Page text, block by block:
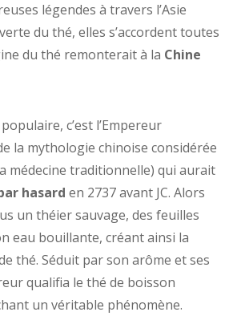
légendes à travers l’Asie
du thé, elles s’accordent toutes
du thé remonterait à la Chine
c’est l’Empereur
la mythologie chinoise considérée
médecine traditionnelle) qui aurait
hasard en 2737 avant JC. Alors
un théier sauvage, des feuilles
eau bouillante, créant ainsi la
thé. Séduit par son arôme et ses
qualifia le thé de boisson
un véritable phénomène.